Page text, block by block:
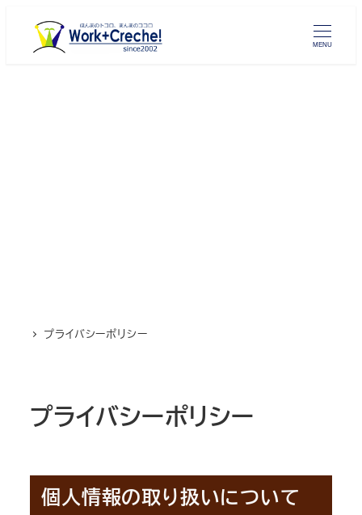
MENU
プライバシーポリシー
プライバシーポリシー
個人情報の取り扱いについて